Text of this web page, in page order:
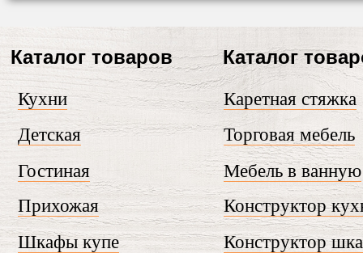
Мебель в ванную
Каталог
Торговая мебель
Гостиная
Каретная стяжка
Конструктор
Детская
Каталог товаров
Кухни
Шкафы купе
Прихожая
Конструктор